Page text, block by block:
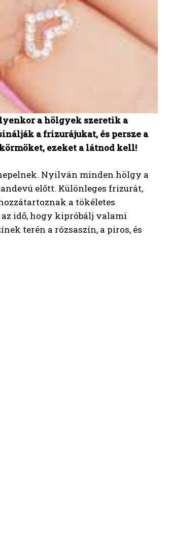
a hölgyek szeretik a
a frizurájukat, és persze a
ezeket a látnod kell!
Nyilván minden hölgy a
előtt. Különleges frizurát,
a tökéletes
idő, hogy kipróbálj valami
terén a rózsaszín, a piros, és